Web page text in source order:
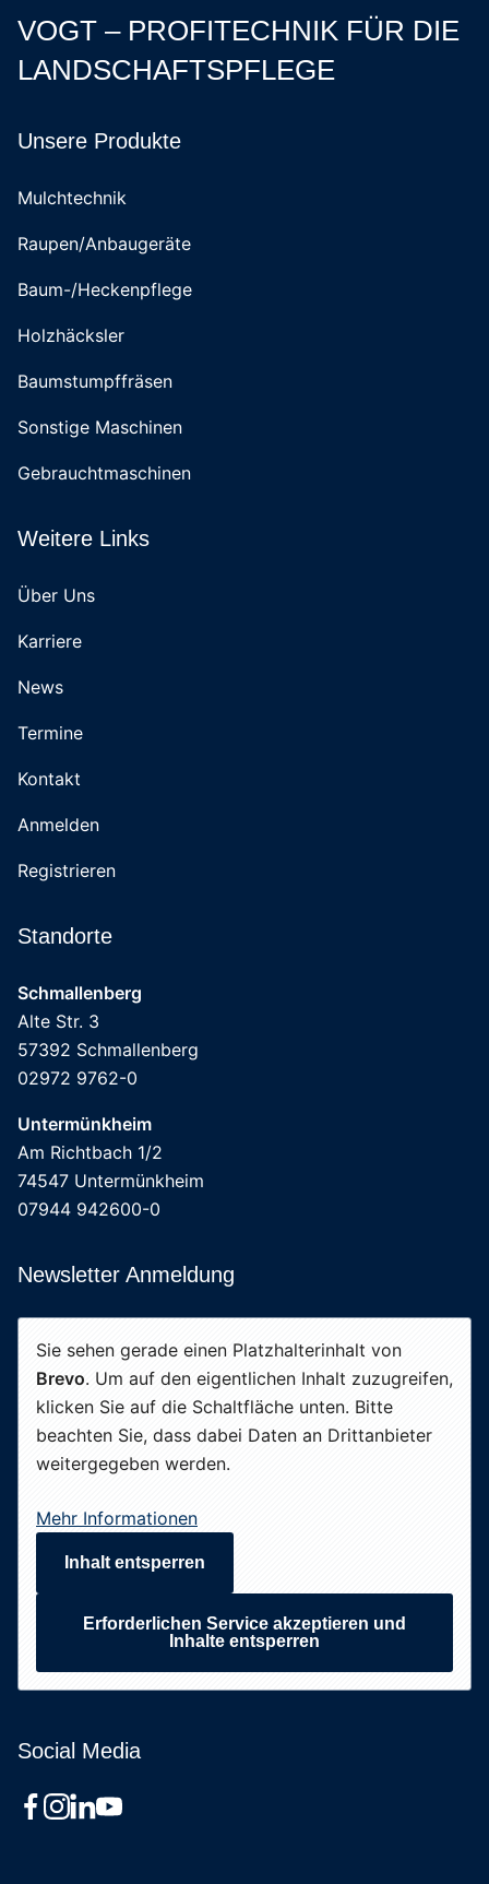
VOGT – PROFITECHNIK FÜR DIE
LANDSCHAFTSPFLEGE
Unsere Produkte
Mulchtechnik
Raupen/Anbaugeräte
Baum-/Heckenpflege
Holzhäcksler
Baumstumpffräsen
Sonstige Maschinen
Gebrauchtmaschinen
Weitere Links
Über Uns
Karriere
News
Termine
Kontakt
Anmelden
Registrieren
Standorte
Schmallenberg
Alte Str. 3
57392 Schmallenberg
02972 9762-0
Untermünkheim
Am Richtbach 1/2
74547 Untermünkheim
07944 942600-0
Newsletter Anmeldung
Sie sehen gerade einen Platzhalterinhalt von
Brevo. Um auf den eigentlichen Inhalt zuzugreifen,
klicken Sie auf die Schaltfläche unten. Bitte
beachten Sie, dass dabei Daten an Drittanbieter
weitergegeben werden.
Mehr Informationen
Inhalt entsperren
Erforderlichen Service akzeptieren und
Inhalte entsperren
Social Media